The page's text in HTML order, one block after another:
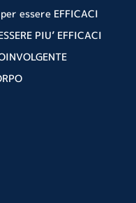
per essere EFFICACI
PIU’ EFFICACI